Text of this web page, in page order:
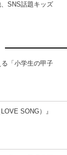
SNS話題キッズ
「小学生の甲子
SONG）』